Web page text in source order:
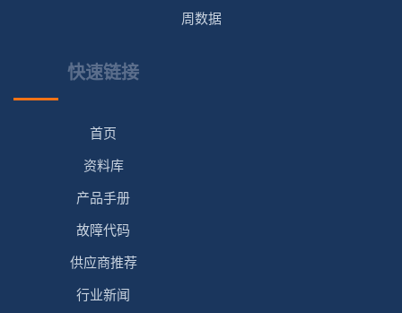
周数据
快速链接
首页
资料库
产品手册
故障代码
供应商推荐
行业新闻